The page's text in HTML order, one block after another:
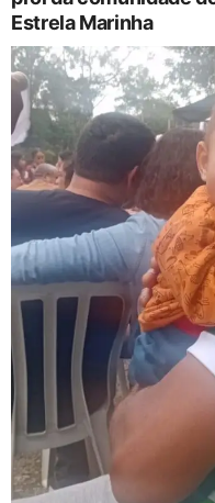
Estrela Marinha